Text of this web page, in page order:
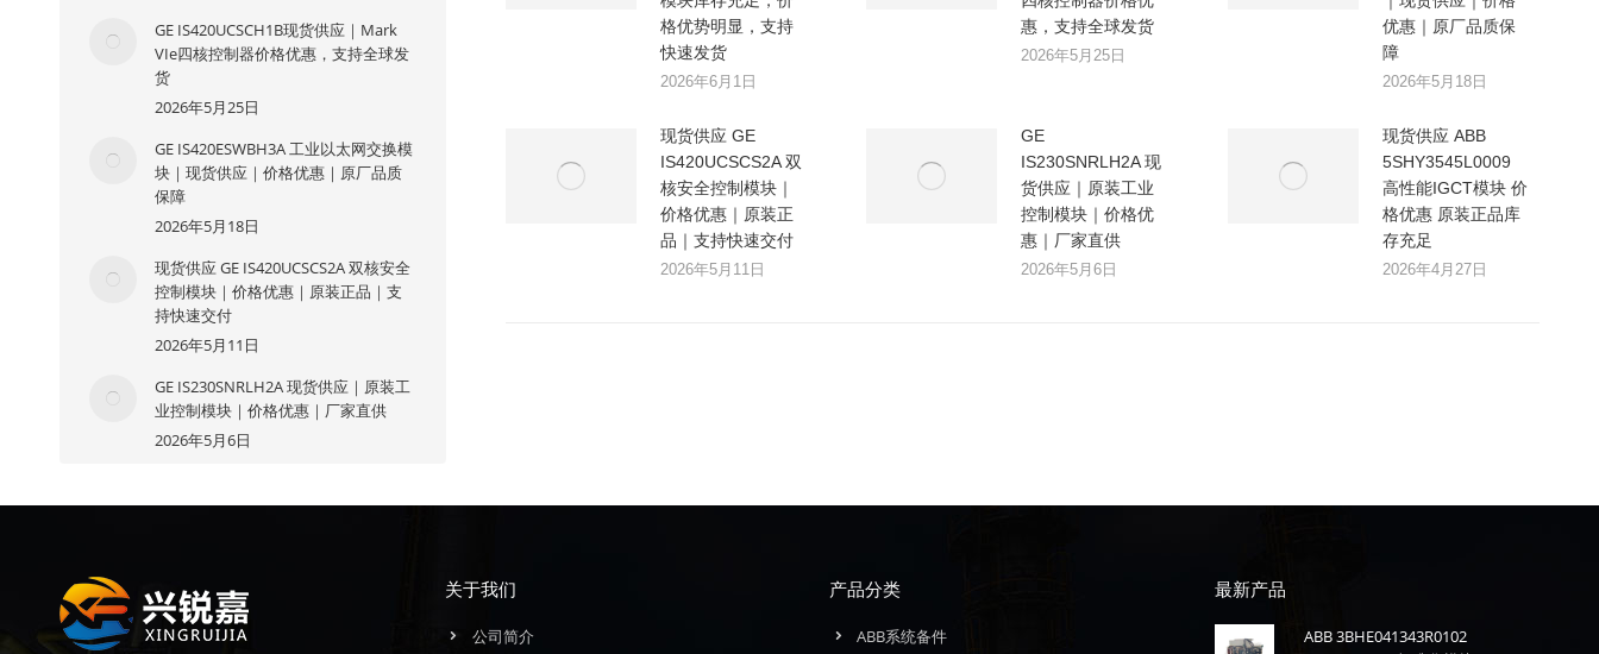
格优势明显，支持
快速发货
2026年6月1日
惠，支持全球发货
2026年5月25日
优惠｜原厂品质保
障
2026年5月18日
现货供应 GE
IS420UCSCS2A 双
核安全控制模块｜
价格优惠｜原装正
品｜支持快速交付
2026年5月11日
GE
IS230SNRLH2A 现
货供应｜原装工业
控制模块｜价格优
惠｜厂家直供
2026年5月6日
现货供应 ABB
5SHY3545L0009
高性能IGCT模块 价
格优惠 原装正品库
存充足
2026年4月27日
GE IS420UCSCH1B现货供应｜Mark
VIe四核控制器价格优惠，支持全球发
货
2026年5月25日
GE IS420ESWBH3A 工业以太网交换模
块｜现货供应｜价格优惠｜原厂品质
保障
2026年5月18日
现货供应 GE IS420UCSCS2A 双核安全
控制模块｜价格优惠｜原装正品｜支
持快速交付
2026年5月11日
GE IS230SNRLH2A 现货供应｜原装工
业控制模块｜价格优惠｜厂家直供
2026年5月6日
关于我们
公司简介
产品分类
ABB系统备件
最新产品
ABB 3BHE041343R0102